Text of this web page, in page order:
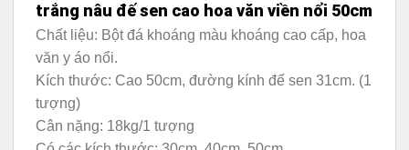
trắng nâu đế sen cao hoa văn viền nổi 50cm
Chất liệu: Bột đá khoáng màu khoáng cao cấp, hoa
văn y áo nổi.
Kích thước: Cao 50cm, đường kính đế sen 31cm. (1
tượng)
Cân nặng: 18kg/1 tượng